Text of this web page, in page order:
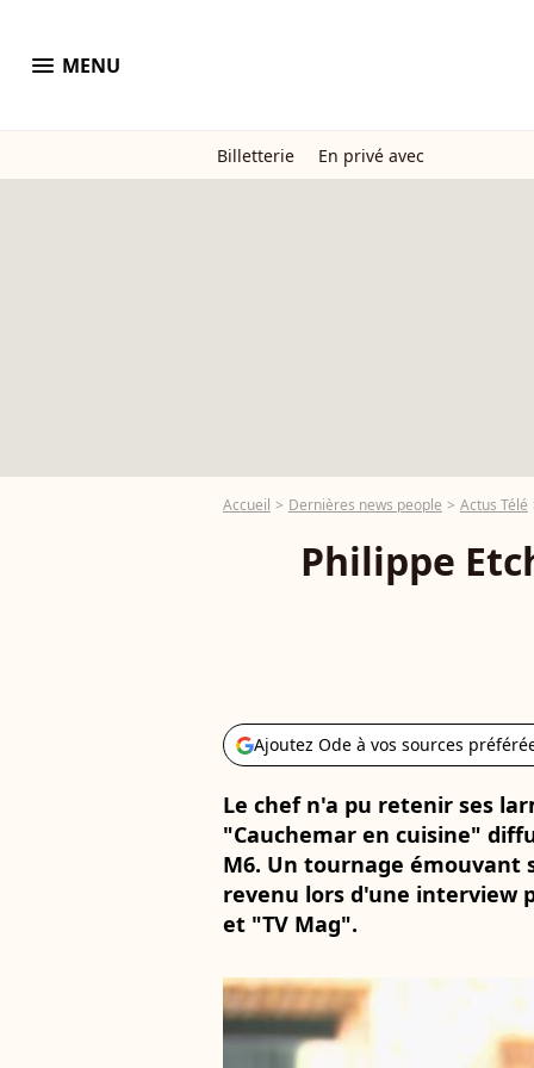
menu MENU
Billetterie En privé avec
Accueil Dernières news people Actus Télé
Philippe
Ajoutez Ode à vos sources
Le chef n'a pu retenir ses
"Cauchemar en cuisine"
M6. Un tournage émouvant
revenu lors d'une interview
et "TV Mag".